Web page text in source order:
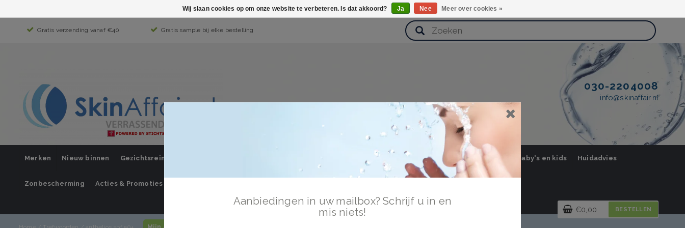
Gratis verzending vanaf €40 Gratis sample bij elke bestelling
030-2204008
info@skinaffair.nl
Merken Nieuw binnen Gezichtsreiniging Lichaamsverzorging Huidverzorging Mannen Baby's en kids Huidadvies
Zonbescherming Acties & Promoties
€0,00 BESTELLEN
Aanbiedingen in uw mailbox? Schrijf u in en
mis niets!
Wij slaan cookies op om onze website te verbeteren. Is dat akkoord? Ja Nee Meer over cookies »